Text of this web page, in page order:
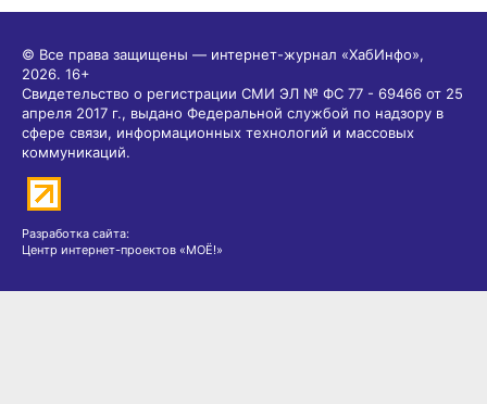
© Все права защищены — интернет-журнал «ХабИнфо»,
2026. 16+
Свидетельство о регистрации СМИ ЭЛ № ФС 77 - 69466 от 25
апреля 2017 г., выдано Федеральной службой по надзору в
сфере связи, информационных технологий и массовых
коммуникаций.
Разработка сайта:
Центр интернет-проектов «МОЁ!»